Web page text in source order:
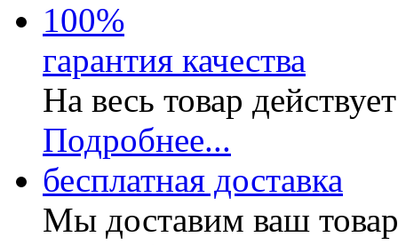
100%
гарантия качества
На весь товар
Подробнее...
бесплатная доставка
Мы доставим ваш